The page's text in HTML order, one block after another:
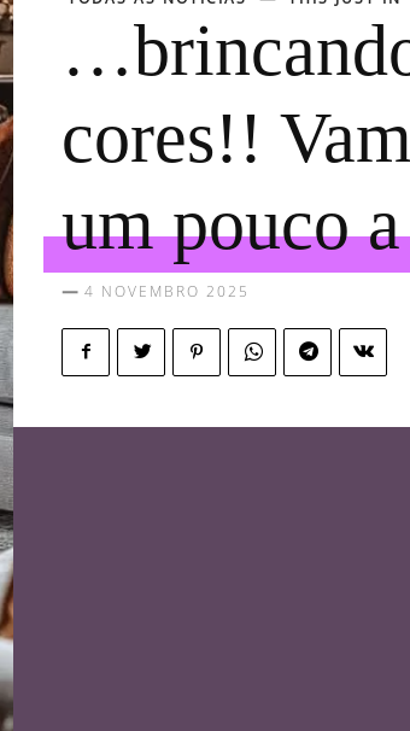
cores!!
um pouco
4 NOVEMBRO 2025